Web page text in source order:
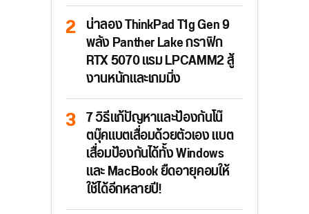
น่าลอง ThinkPad T1g Gen 9
พลัง Panther Lake กราฟิก
RTX 5070 แรม LPCAMM2 สู้
งานหนักและเกมมิ่ง
7 วิธีแก้ปัญหาและป้องกันโน๊
ตบุ๊คแบตเสื่อมด้วยตัวเอง แบต
เสื่อมป้องกันได้ทั้ง Windows
และ MacBook ยืดอายุคอมให้
ใช้ได้อีกหลายปี!